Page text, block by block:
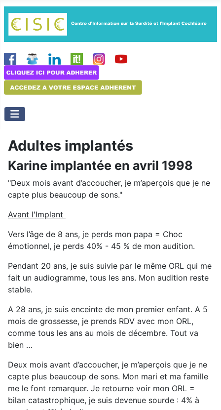
Adultes implantés
Karine implantée en avril 1998
"Deux mois avant d’accoucher, je m’aperçois que je ne
capte plus beaucoup de sons."
Avant l'Implant
Vers l’âge de 8 ans, je perds mon papa = Choc
émotionnel, je perds 40% - 45 % de mon audition.
Pendant 20 ans, je suis suivie par le même ORL qui me
fait un audiogramme, tous les ans. Mon audition reste
stable.
A 28 ans, je suis enceinte de mon premier enfant. A 5
mois de grossesse, je prends RDV avec mon ORL,
comme tous les ans au mois de décembre. Tout va
bien …
Deux mois avant d’accoucher, je m’aperçois que je ne
capte plus beaucoup de sons. Mon mari et ma famille
me le font remarquer. Je retourne voir mon ORL =
bilan catastrophique, je suis devenue sourde : 4% à